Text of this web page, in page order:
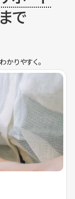
で
かりやすく。